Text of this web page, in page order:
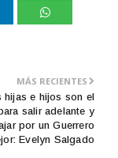
MÁS RECIENTES
hijas e hijos son el
salir adelante y
por un Guerrero
Evelyn Salgado